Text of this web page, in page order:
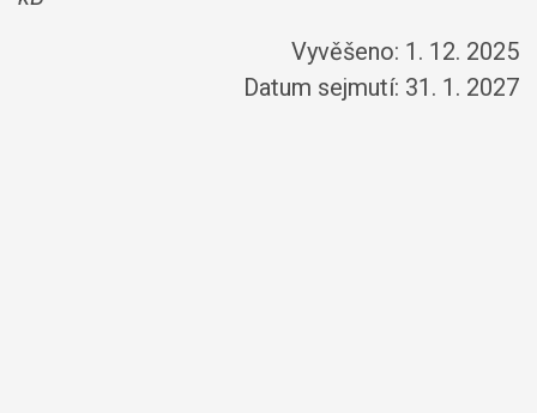
Vyvěšeno: 1. 12. 2025
Datum sejmutí: 31. 1. 2027